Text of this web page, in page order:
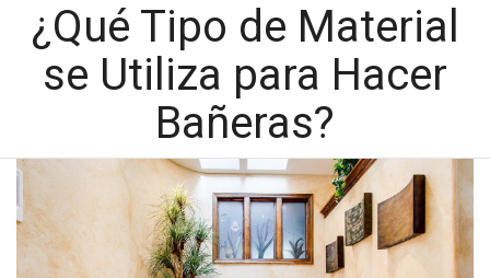
¿Qué Tipo de Material
se Utiliza para Hacer
Bañeras?